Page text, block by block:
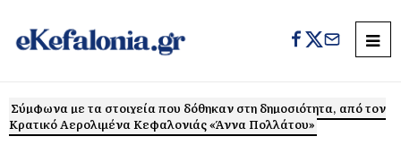
Σύμφωνα με τα στοιχεία που δόθηκαν στη δημοσιότητα, από τον
Κρατικό Αερολιμένα Κεφαλονιάς «Άννα Πολλάτου»